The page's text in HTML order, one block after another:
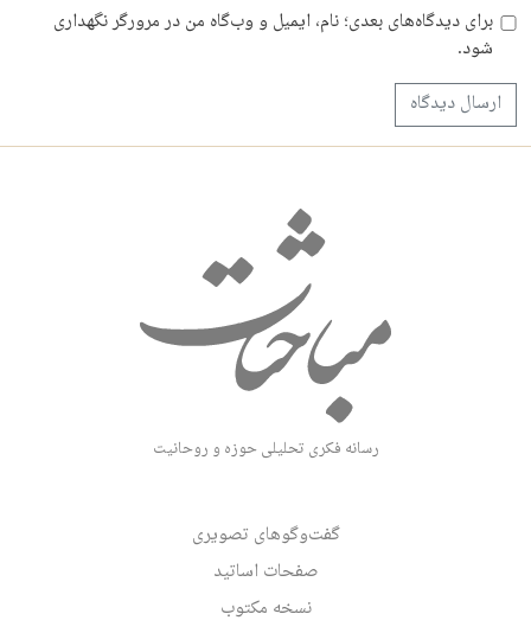
برای دیدگاه‌های بعدی؛ نام، ایمیل و وب‌گاه من در مرورگر نگهداری
شود.
رسانه فکری تحلیلی حوزه و روحانیت
گفت‌وگوهای تصویری
صفحات اساتید
نسخه مکتوب